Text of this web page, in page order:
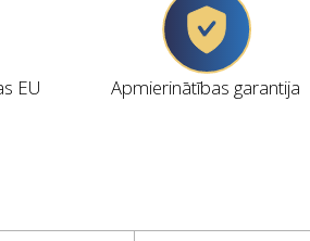
EU Apmierinātības garantija